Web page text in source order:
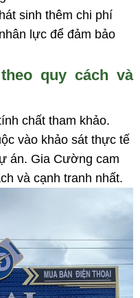
sinh thêm chi phí
lực để đảm bảo
quy cách và
chất tham khảo.
vào khảo sát thực tế
án. Gia Cường cam
và cạnh tranh nhất.